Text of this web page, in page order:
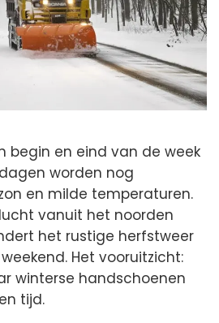
begin en eind van de week
worden nog
en milde temperaturen.
vanuit het noorden
het rustige herfstweer
Het vooruitzicht:
winterse handschoenen
tijd.